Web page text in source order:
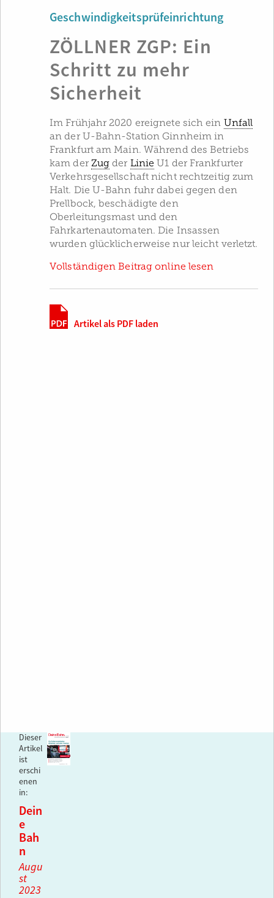
Geschwindigkeitsprüfeinrichtung
ZÖLLNER ZGP: Ein
Schritt zu mehr
Sicherheit
Im Frühjahr 2020 ereignete sich ein Unfall
an der U-Bahn-Station Ginnheim in
Frankfurt am Main. Während des Betriebs
kam der Zug der Linie U1 der Frankfurter
Verkehrsgesellschaft nicht rechtzeitig zum
Halt. Die U-Bahn fuhr dabei gegen den
Prellbock, beschädigte den
Oberleitungsmast und den
Fahrkartenautomaten. Die Insassen
wurden glücklicherweise nur leicht verletzt.
Vollständigen Beitrag online lesen
Artikel als PDF laden
Dieser
Artikel
ist
erschi
enen
in:
Dein
e
Bah
n
Augu
st
2023